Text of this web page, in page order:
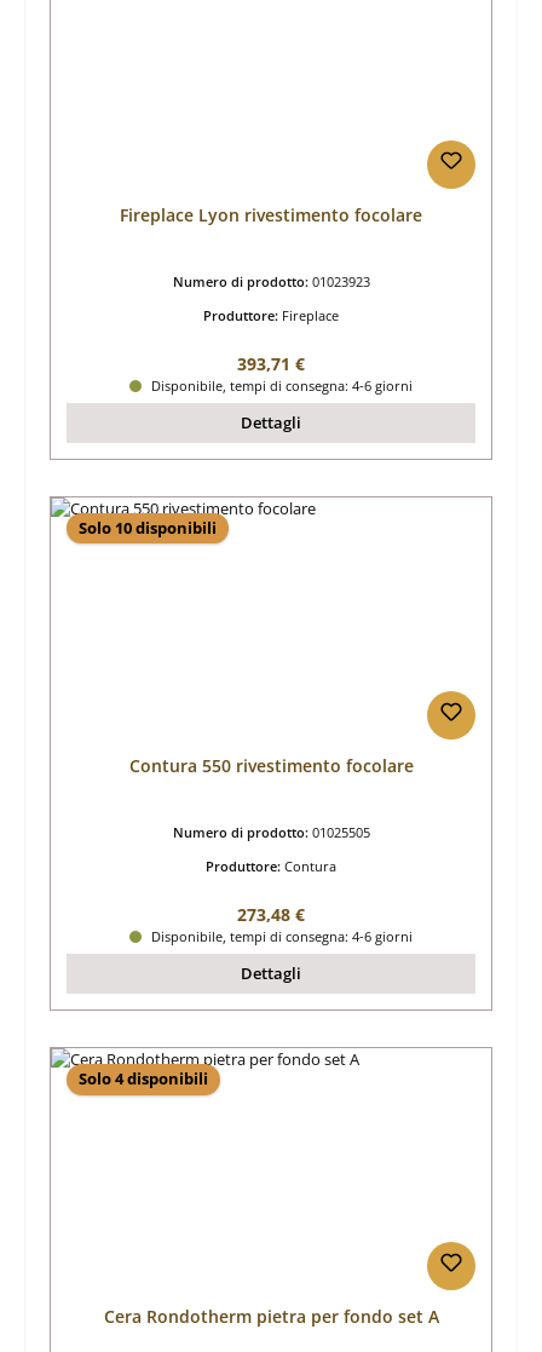
Fireplace Lyon rivestimento focolare
Numero di prodotto: 01023923
Produttore: Fireplace
Prezzo normale:
393,71 €
Disponibile, tempi di consegna: 4-6 giorni
Dettagli
Solo 10 disponibili
Contura 550 rivestimento focolare
Numero di prodotto: 01025505
Produttore: Contura
Prezzo normale:
273,48 €
Disponibile, tempi di consegna: 4-6 giorni
Dettagli
Solo 4 disponibili
Cera Rondotherm pietra per fondo set A